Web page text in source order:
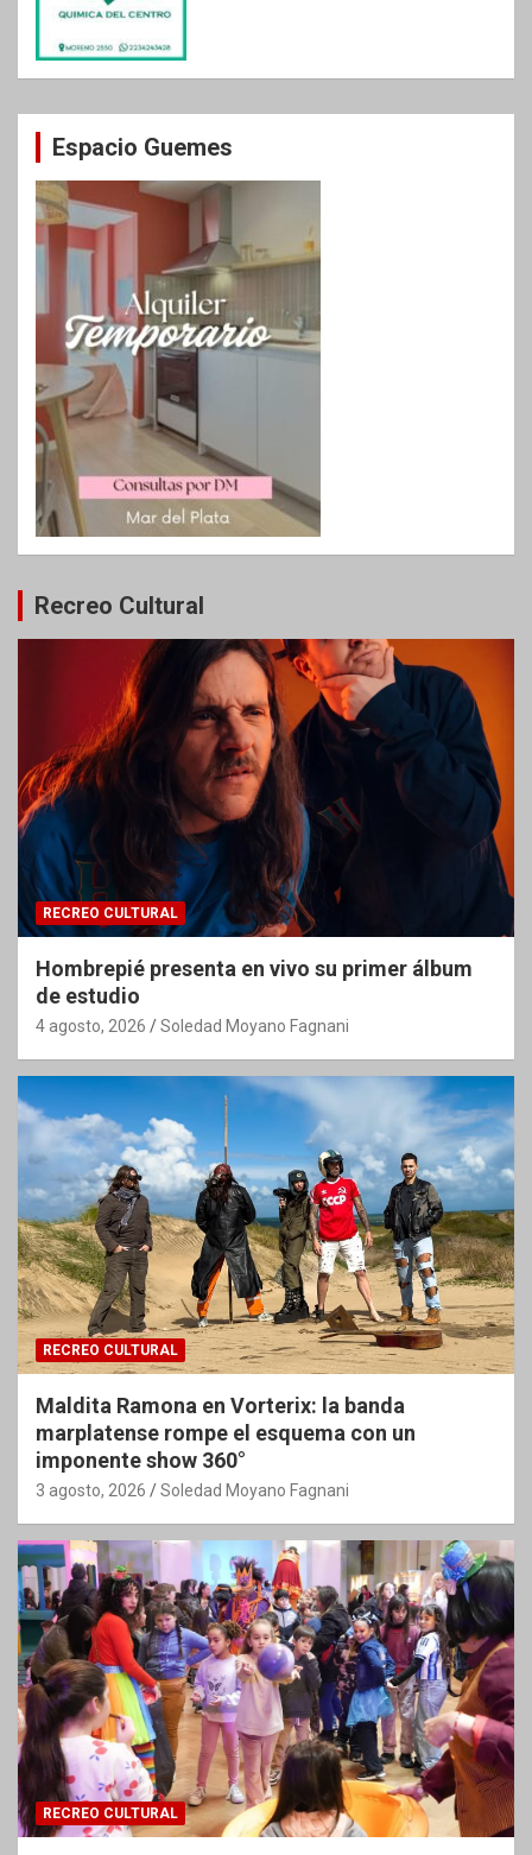
Espacio Guemes
Recreo Cultural
RECREO CULTURAL
Hombrepié presenta en vivo su primer álbum
de estudio
4 agosto, 2026 Soledad Moyano Fagnani
RECREO CULTURAL
Maldita Ramona en Vorterix: la banda
marplatense rompe el esquema con un
imponente show 360°
3 agosto, 2026 Soledad Moyano Fagnani
RECREO CULTURAL